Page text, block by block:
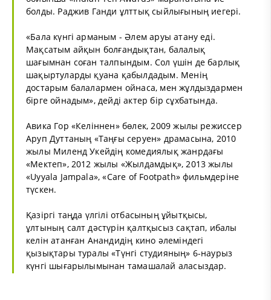
болды. Раджив Ганди ұлттық сыйлығының иегері.
«Бала күнгі арманым - Әлем аруы атану еді.
Мақсатым айқын болғандықтан, балалық
шағымнан соған талпындым. Сол үшін де барлық
шақыртуларды қуана қабылдадым. Менің
достарым балалармен ойнаса, мен жұлдыздармен
бірге ойнадым», дейді актер бір сұхбатында.
Авика Гор «Келіннен» бөлек, 2009 жылы режиссер
Аруп Дуттаның «Таңғы серуен» драмасына, 2010
жылы Миленд Укейдің комедиялық жанрдағы
«Мектеп», 2012 жылы «Жылдамдық», 2013 жылы
«Uyyala Jampala», «Care of Footpath» фильмдеріне
түскен.
Қазіргі таңда үлгілі отбасының ұйытқысы,
ұлтының салт дәстүрін қалтқысыз сақтап, ибалы
келін атанған Анандидің кино әлеміндегі
қызықтары туралы «Түнгі студияның» 6-наурыз
күнгі шығарылымынан тамашалай аласыздар.